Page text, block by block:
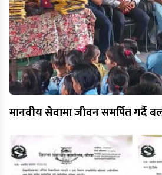
मानवीय सेवामा जीवन समर्पित गर्दै